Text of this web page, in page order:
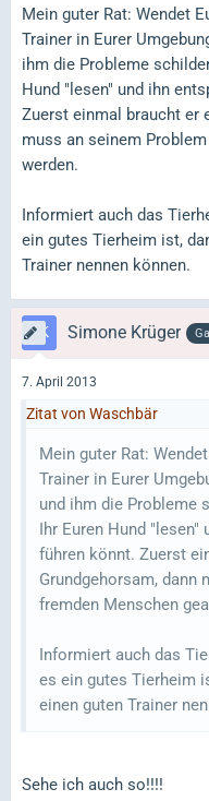
Mein guter Rat: Wendet
Trainer in Eurer
ihm die Probleme
Hund "lesen" und ihn
Zuerst einmal braucht er
muss an seinem
werden.
Informiert auch das
ein gutes Tierheim ist,
Trainer nennen können.
Simone Krüger
7. April 2013
Zitat von Waschbär
Mein guter Rat:
Trainer in Eurer
und ihm die Probleme
Ihr Euren Hund
führen könnt. Zuerst
Grundgehorsam, dann
fremden Menschen
Informiert auch das
es ein gutes Tierheim
einen guten Trainer
Sehe ich auch so!!!!